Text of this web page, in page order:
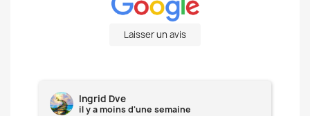
Laisser un avis
Ingrid Dve
il y a moins d'une semaine